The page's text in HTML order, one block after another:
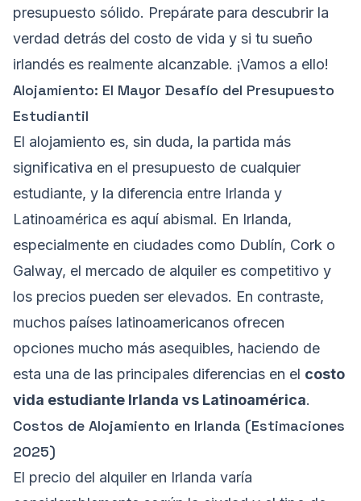
presupuesto sólido. Prepárate para descubrir la
verdad detrás del costo de vida y si tu sueño
irlandés es realmente alcanzable. ¡Vamos a ello!
Alojamiento: El Mayor Desafío del Presupuesto
Estudiantil
El alojamiento es, sin duda, la partida más
significativa en el presupuesto de cualquier
estudiante, y la diferencia entre Irlanda y
Latinoamérica es aquí abismal. En Irlanda,
especialmente en ciudades como Dublín, Cork o
Galway, el mercado de alquiler es competitivo y
los precios pueden ser elevados. En contraste,
muchos países latinoamericanos ofrecen
opciones mucho más asequibles, haciendo de
esta una de las principales diferencias en el costo
vida estudiante Irlanda vs Latinoamérica.
Costos de Alojamiento en Irlanda (Estimaciones
2025)
El precio del alquiler en Irlanda varía